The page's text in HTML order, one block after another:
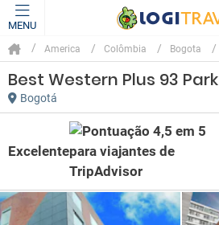
MENU
America Colômbia Bogota
Best Western Plus 93 Park
Bogotá
Excelente